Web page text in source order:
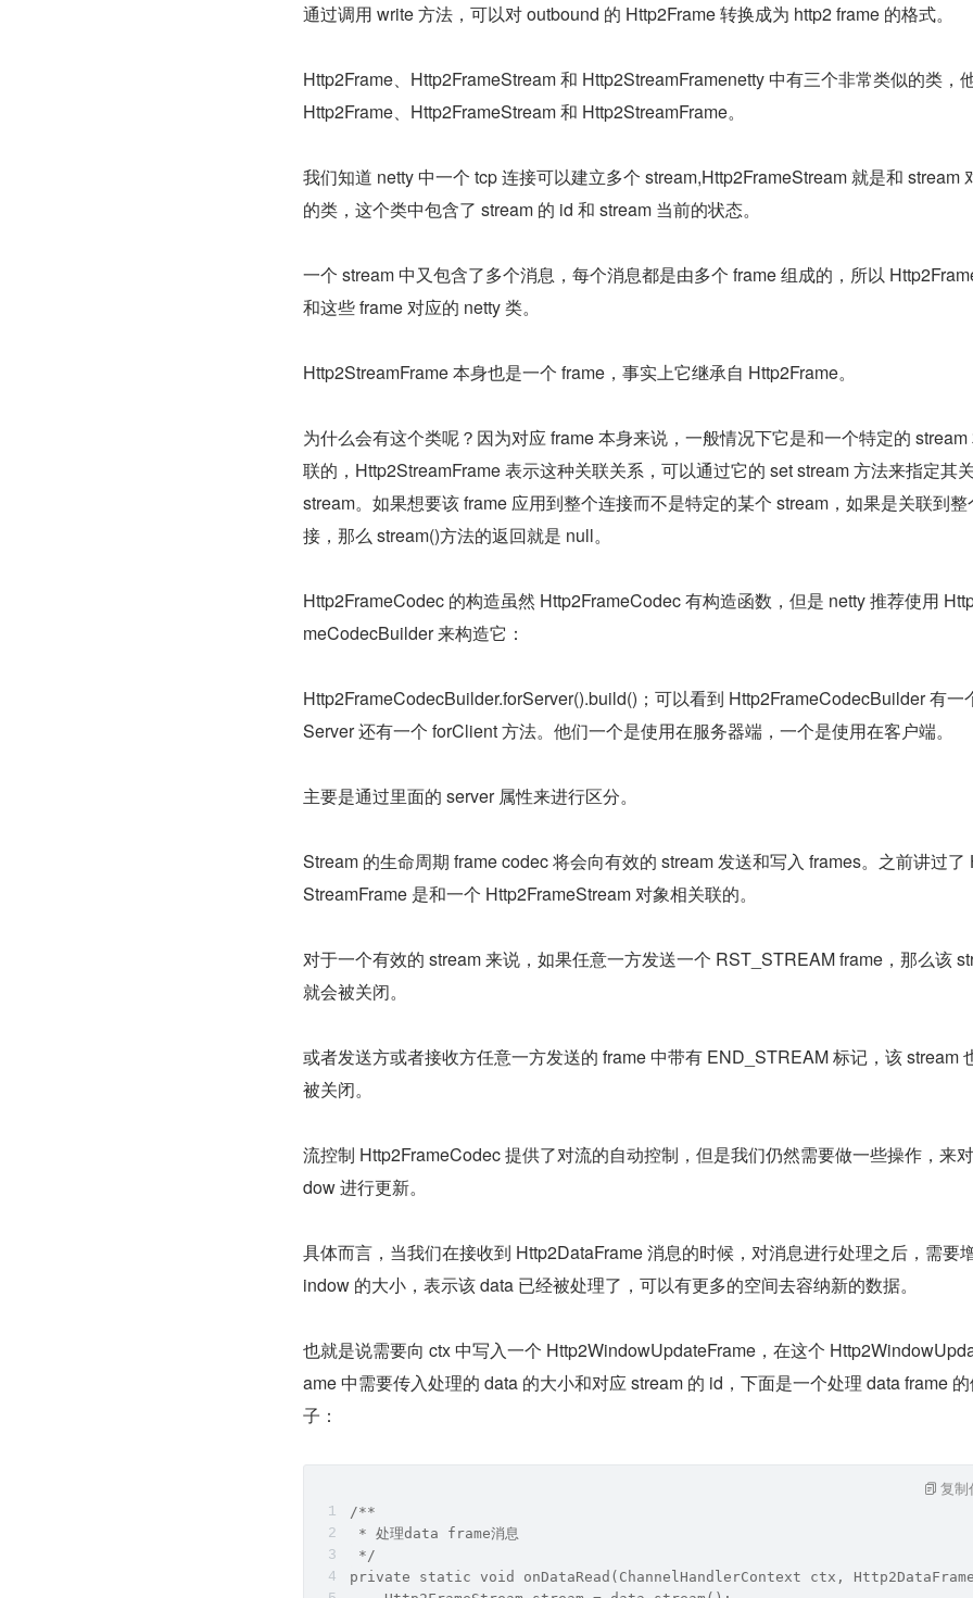
通过调用 write 方法，可以对 outbound 的 Http2Frame 转换成为 http2 frame 的格式。
Http2Frame、Http2FrameStream 和 Http2StreamFramenetty 中有三个非常类似的类，
Http2Frame、Http2FrameStream 和 Http2StreamFrame。
我们知道 netty 中一个 tcp 连接可以建立多个 stream,Http2FrameStream 就是和 stream
的类，这个类中包含了 stream 的 id 和 stream 当前的状态。
一个 stream 中又包含了多个消息，每个消息都是由多个 frame 组成的，所以
和这些 frame 对应的 netty 类。
Http2StreamFrame 本身也是一个 frame，事实上它继承自 Http2Frame。
为什么会有这个类呢？因为对应 frame 本身来说，一般情况下它是和一个特定的 stream
联的，Http2StreamFrame 表示这种关联关系，可以通过它的 set stream 方法来指定其
stream。如果想要该 frame 应用到整个连接而不是特定的某个 stream，如果是关联到整
接，那么 stream()方法的返回就是 null。
Http2FrameCodec 的构造虽然 Http2FrameCodec 有构造函数，但是 netty 推荐使用
meCodecBuilder 来构造它：
Http2FrameCodecBuilder.forServer().build()；可以看到 Http2FrameCodecBuilder 有一
Server 还有一个 forClient 方法。他们一个是使用在服务器端，一个是使用在客户端。
主要是通过里面的 server 属性来进行区分。
Stream 的生命周期 frame codec 将会向有效的 stream 发送和写入 frames。之前讲过了
StreamFrame 是和一个 Http2FrameStream 对象相关联的。
对于一个有效的 stream 来说，如果任意一方发送一个 RST_STREAM frame，那么该
就会被关闭。
或者发送方或者接收方任意一方发送的 frame 中带有 END_STREAM 标记，该 stream
被关闭。
流控制 Http2FrameCodec 提供了对流的自动控制，但是我们仍然需要做一些操作，来
dow 进行更新。
具体而言，当我们在接收到 Http2DataFrame 消息的时候，对消息进行处理之后，需要
indow 的大小，表示该 data 已经被处理了，可以有更多的空间去容纳新的数据。
也就是说需要向 ctx 中写入一个 Http2WindowUpdateFrame，在这个
ame 中需要传入处理的 data 的大小和对应 stream 的 id，下面是一个处理 data frame
子：
/**
* 处理data frame消息
*/
private static void onDataRead(ChannelHandlerContext ctx,
复制